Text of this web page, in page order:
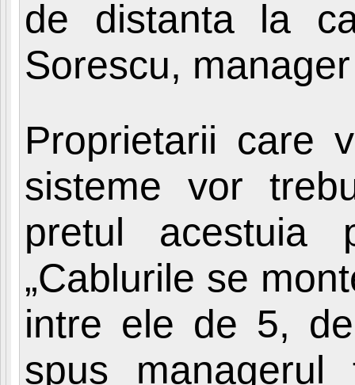
de distanta la
Sorescu,
Proprietarii care
sisteme vor
pretul acestuia
„Cablurile se
intre ele de 5,
spus managerul